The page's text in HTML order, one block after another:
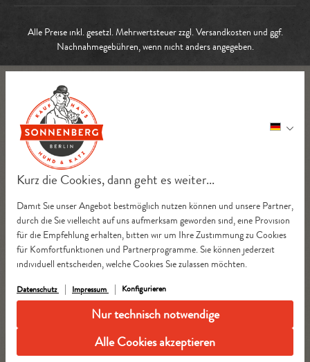
Kurz die Cookies, dann geht es weiter...
Damit Sie unser Angebot bestmöglich nutzen können und unsere Partner,
durch die Sie vielleicht auf uns aufmerksam geworden sind, eine Provision
für die Empfehlung erhalten, bitten wir um Ihre Zustimmung zu Cookies
für Komfortfunktionen und Partnerprogramme. Sie können jederzeit
individuell entscheiden, welche Cookies Sie zulassen möchten.
Datenschutz Impressum Konfigurieren
Nur technisch notwendige
Alle Cookies akzeptieren
Alle Preise inkl. gesetzl. Mehrwertsteuer zzgl.Versandkosten und ggf.
Nachnahmegebühren, wenn nicht anders angegeben.